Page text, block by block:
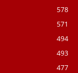
578
571
494
493
477